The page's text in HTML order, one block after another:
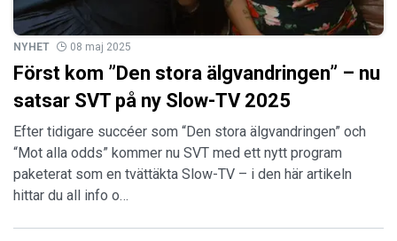
NYHET 08 maj 2025
Först kom ”Den stora älgvandringen” – nu
satsar SVT på ny Slow-TV 2025
Efter tidigare succéer som “Den stora älgvandringen” och
“Mot alla odds” kommer nu SVT med ett nytt program
paketerat som en tvättäkta Slow-TV – i den här artikeln
hittar du all info o…